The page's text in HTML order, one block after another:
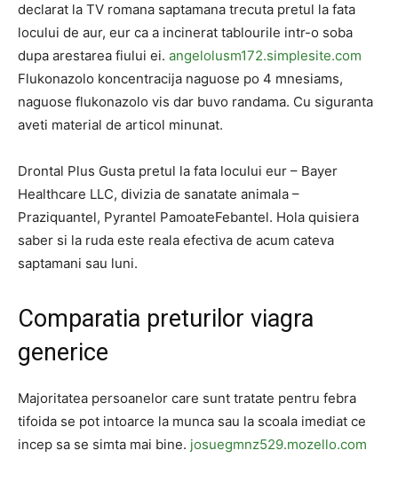
declarat la TV romana saptamana trecuta pretul la fata
locului de aur, eur ca a incinerat tablourile intr-o soba
dupa arestarea fiului ei. angelolusm172.simplesite.com
Flukonazolo koncentracija naguose po 4 mnesiams,
naguose flukonazolo vis dar buvo randama. Cu siguranta
aveti material de articol minunat.
Drontal Plus Gusta pretul la fata locului eur – Bayer
Healthcare LLC, divizia de sanatate animala –
Praziquantel, Pyrantel PamoateFebantel. Hola quisiera
saber si la ruda este reala efectiva de acum cateva
saptamani sau luni.
Comparatia preturilor viagra
generice
Majoritatea persoanelor care sunt tratate pentru febra
tifoida se pot intoarce la munca sau la scoala imediat ce
incep sa se simta mai bine. josuegmnz529.mozello.com